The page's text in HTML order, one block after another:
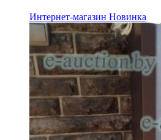
Интернет-магазин Новинка